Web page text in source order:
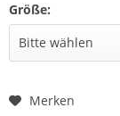
Größe:
Merken